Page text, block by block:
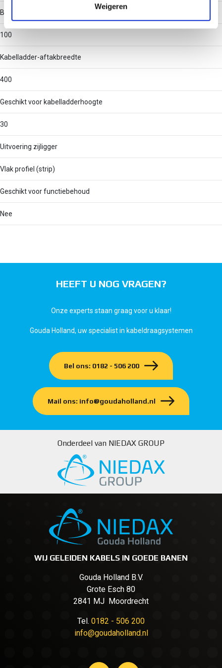
Weigeren
Binnenstraal
100
Kabelladder-aftakbreedte
400
Geschikt voor kabelladderhoogte
30
Uitvoering zijligger
Vlak profiel (strip)
Geschikt voor functiebehoud
Nee
HEEFT U NOG VRAGEN?
Onze experts staan graag voor u klaar!
Gouda Holland, uw specialist in kabeldraagsystemen
Bel ons: 0182 - 506 200
Mail ons: info@goudaholland.nl
Onderdeel van NIEDAX GROUP
WIJ GELEIDEN KABELS IN GOEDE BANEN
Gouda Holland B.V.
Grote Esch 80
2841 MJ Moordrecht
Tel. 0182 - 506 200
info@goudaholland.nl